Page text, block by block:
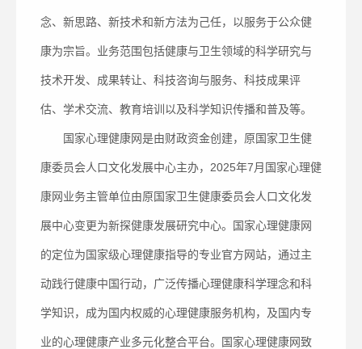
念、新思路、新技术和新方法为己任，以服务于公众健
康为宗旨。业务范围包括健康与卫生领域的科学研究与
技术开发、成果转让、科技咨询与服务、科技成果评
估、学术交流、教育培训以及科学知识传播和普及等。
国家心理健康网是由财政资金创建，原国家卫生健
康委员会人口文化发展中心主办，2025年7月国家心理健
康网业务主管单位由原国家卫生健康委员会人口文化发
展中心变更为新探健康发展研究中心。国家心理健康网
的定位为国家级心理健康指导的专业官方网站，通过主
动践行健康中国行动，广泛传播心理健康科学理念和科
学知识，成为国内权威的心理健康服务机构，及国内专
业的心理健康产业多元化整合平台。国家心理健康网致